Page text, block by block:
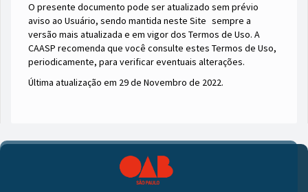
O presente documento pode ser atualizado sem prévio
aviso ao Usuário, sendo mantida neste Site sempre a
versão mais atualizada e em vigor dos Termos de Uso. A
CAASP recomenda que você consulte estes Termos de Uso,
periodicamente, para verificar eventuais alterações.
Última atualização em 29 de Novembro de 2022.